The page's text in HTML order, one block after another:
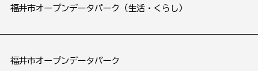
福井市オープンデータパーク（生活・くらし）
福井市オープンデータパーク